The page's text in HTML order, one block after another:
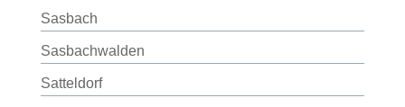
Sasbach
Sasbachwalden
Satteldorf